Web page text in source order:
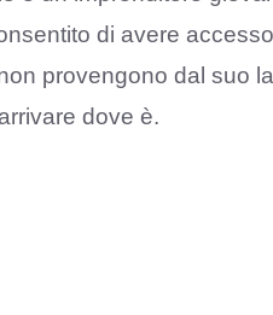
di avere
provengono dal suo
dove è.